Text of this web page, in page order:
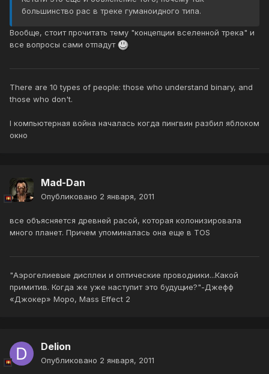
большинство рас в треке гуманоидного типа.
Вообще, стоит прочитать тему "концепции вселенной трека" и
все вопросы сами отпадут
There are 10 types of people: those who understand binary, and
those who don't.
I компьютерная война началась когда пингвин разбил яблоком
окно
Mad-Dan
Опубликовано 2 января, 2011
все объясняется древней расой, которая колонизировала
много планет. Причем упоминалась она еще в TOS
"Аэрогелиевые дисплеи и оптические проводники...Какой
примитив. Когда же уже наступит это будущие?"-Джефф
«Джокер» Моро, Mass Effect 2
Delion
Опубликовано 2 января, 2011